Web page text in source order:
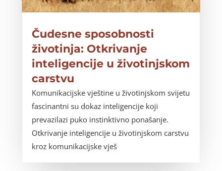
Čudesne sposobnosti
životinja: Otkrivanje
inteligencije u životinjskom
carstvu
Komunikacijske vještine u životinjskom svijetu
fascinantni su dokaz inteligencije koji
prevazilazi puko instinktivno ponašanje.
Otkrivanje inteligencije u životinjskom carstvu
kroz komunikacijske vješ